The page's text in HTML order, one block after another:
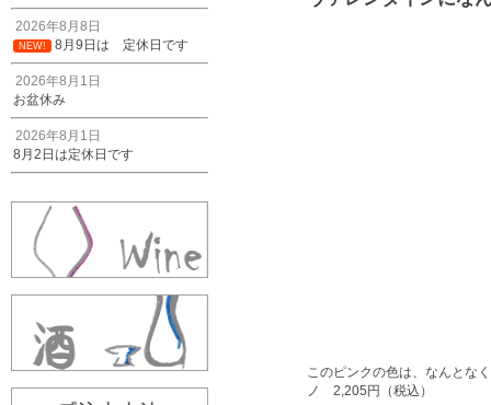
2026年8月8日
NEW! 8月9日は 定休日です
2026年8月1日
お盆休み
2026年8月1日
8月2日は定休日です
このピンクの色は、なんとな
ノ 2,205円（税込）